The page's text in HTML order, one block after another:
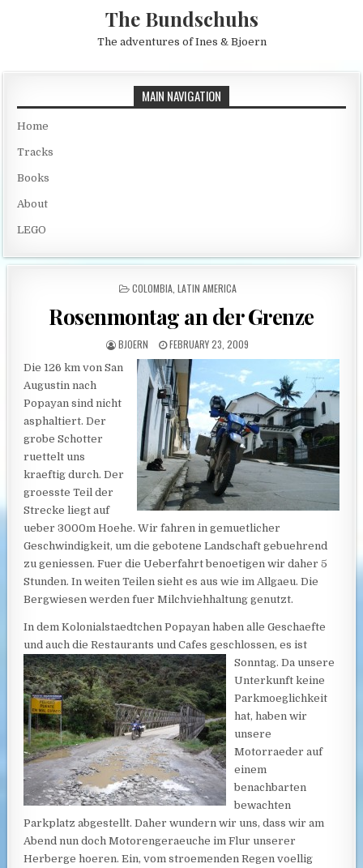
The Bundschuhs
The adventures of Ines & Bjoern
MAIN NAVIGATION
Home
Tracks
Books
About
LEGO
POSTED IN
COLOMBIA, LATIN AMERICA
Rosenmontag an der Grenze
AUTHOR:
BJOERN PUBLISHED DATE:
FEBRUARY 23, 2009
Die 126 km von San
Augustin nach
Popayan sind nicht
asphaltiert. Der
grobe Schotter
ruettelt uns
kraeftig durch. Der
groesste Teil der
Strecke liegt auf
ueber 3000m Hoehe. Wir fahren in gemuetlicher
Geschwindigkeit, um die gebotene Landschaft gebuehrend
zu geniessen. Fuer die Ueberfahrt benoetigen wir daher 5
Stunden. In weiten Teilen sieht es aus wie im Allgaeu. Die
Bergwiesen werden fuer Milchviehhaltung genutzt.
In dem Kolonialstaedtchen Popayan haben alle Geschaefte
und auch die Restaurants und Cafes geschlossen, es ist
Sonntag. Da unsere
Unterkunft keine
Parkmoeglichkeit
hat, haben wir
unsere
Motorraeder auf
einem
benachbarten
bewachten
Parkplatz abgestellt. Daher wundern wir uns, dass wir am
Abend nun doch Motorengeraeuche im Flur unserer
Herberge hoeren. Ein, vom stroemenden Regen voellig